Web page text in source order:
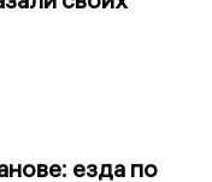
езда по